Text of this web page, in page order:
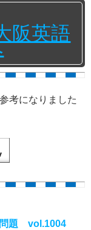
阪英語
考になりました
問題 vol.1004